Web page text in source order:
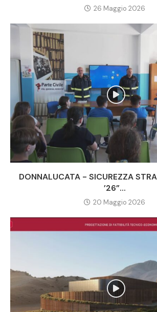
26 Maggio 2026
DONNALUCATA - SICUREZZA
’26”...
20 Maggio 2026